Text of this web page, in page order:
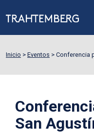
Inicio > Eventos > Conferencia
San